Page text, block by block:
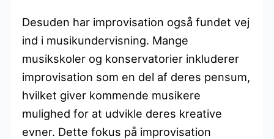
Desuden har improvisation også fundet vej
ind i musikundervisning. Mange
musikskoler og konservatorier inkluderer
improvisation som en del af deres pensum,
hvilket giver kommende musikere
mulighed for at udvikle deres kreative
evner. Dette fokus på improvisation